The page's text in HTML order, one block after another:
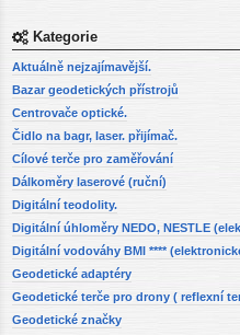
Kategorie
Aktuálně nejzajímavější.
Bazar geodetických přístrojů
Centrovače optické.
Čidlo na bagr, laser. přijímač.
Cílové terče pro zaměřování
Dálkoměry laserové (ruční)
Digitální teodolity.
Digitální úhloměry NEDO, NESTLE
Digitální vodováhy BMI ****
Geodetické adaptéry
Geodetické terče pro drony ( reflexní
Geodetické značky